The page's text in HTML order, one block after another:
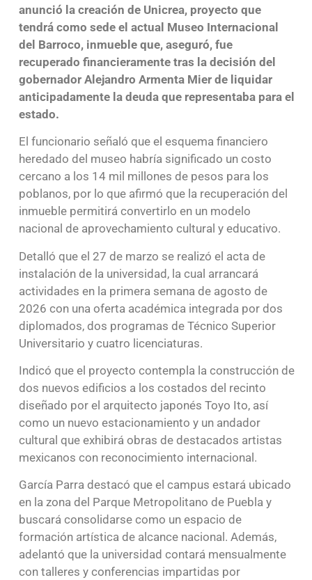
anunció la creación de Unicrea, proyecto que
tendrá como sede el actual Museo Internacional
del Barroco, inmueble que, aseguró, fue
recuperado financieramente tras la decisión del
gobernador Alejandro Armenta Mier de liquidar
anticipadamente la deuda que representaba para el
estado.
El funcionario señaló que el esquema financiero
heredado del museo habría significado un costo
cercano a los 14 mil millones de pesos para los
poblanos, por lo que afirmó que la recuperación del
inmueble permitirá convertirlo en un modelo
nacional de aprovechamiento cultural y educativo.
Detalló que el 27 de marzo se realizó el acta de
instalación de la universidad, la cual arrancará
actividades en la primera semana de agosto de
2026 con una oferta académica integrada por dos
diplomados, dos programas de Técnico Superior
Universitario y cuatro licenciaturas.
Indicó que el proyecto contempla la construcción de
dos nuevos edificios a los costados del recinto
diseñado por el arquitecto japonés Toyo Ito, así
como un nuevo estacionamiento y un andador
cultural que exhibirá obras de destacados artistas
mexicanos con reconocimiento internacional.
García Parra destacó que el campus estará ubicado
en la zona del Parque Metropolitano de Puebla y
buscará consolidarse como un espacio de
formación artística de alcance nacional. Además,
adelantó que la universidad contará mensualmente
con talleres y conferencias impartidas por